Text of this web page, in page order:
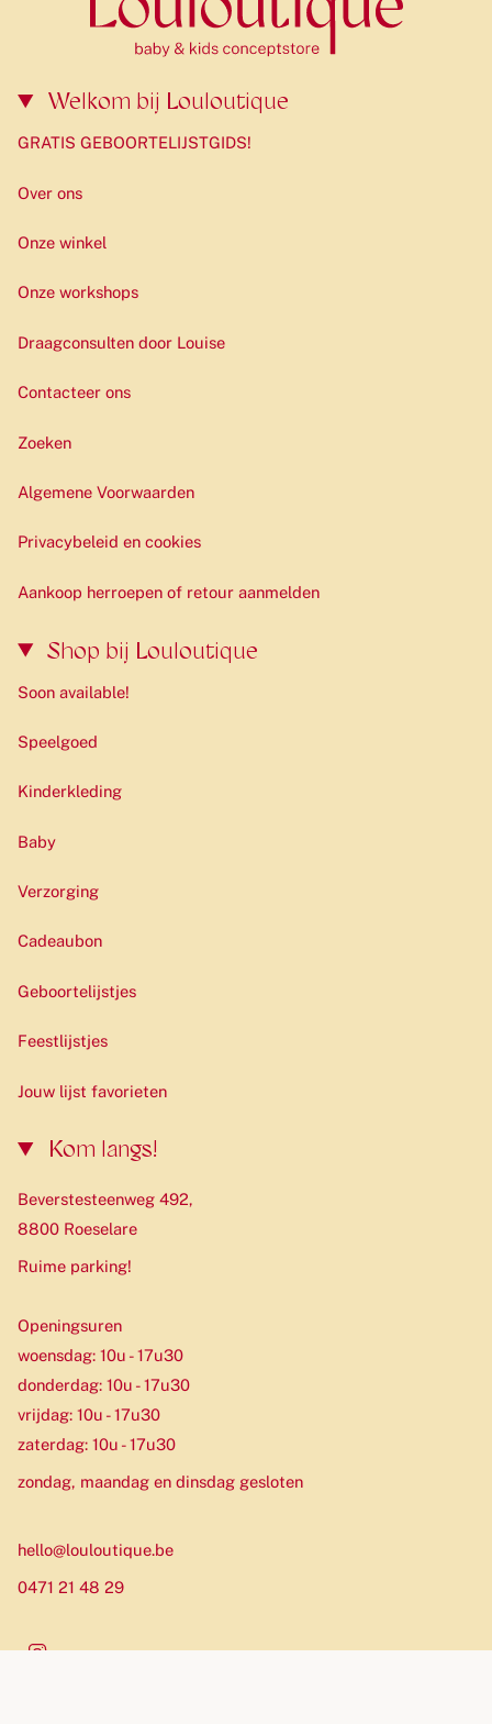
Welkom bij Louloutique
GRATIS GEBOORTELIJSTGIDS!
Over ons
Onze winkel
Onze workshops
Draagconsulten door Louise
Contacteer ons
Zoeken
Algemene Voorwaarden
Privacybeleid en cookies
Aankoop herroepen of retour aanmelden
Shop bij Louloutique
Soon available!
Speelgoed
Kinderkleding
Baby
Verzorging
Cadeaubon
Geboortelijstjes
Feestlijstjes
Jouw lijst favorieten
Kom langs!
Beverstesteenweg 492,
8800 Roeselare
Ruime parking!
Openingsuren
woensdag: 10u - 17u30
donderdag: 10u - 17u30
vrijdag: 10u - 17u30
zaterdag: 10u - 17u30
zondag, maandag en dinsdag gesloten
hello@louloutique.be
0471 21 48 29
Instagram